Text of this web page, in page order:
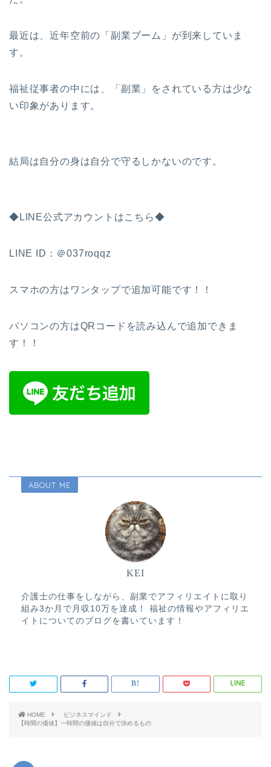
最近は、近年空前の「副業ブーム」が到来していま
す。
福祉従事者の中には、「副業」をされている方は少な
い印象があります。
結局は自分の身は自分で守るしかないのです。
◆LINE公式アカウントはこちら◆
LINE ID：＠037roqqz
スマホの方はワンタップで追加可能です！！
パソコンの方はQRコードを読み込んで追加できま
す！！
ABOUT ME
KEI
介護士の仕事をしながら、副業でアフィリエイトに取り
組み3か月で月収10万を達成！ 福祉の情報やアフィリエ
イトについてのブログを書いています！
HOME
ビジネスマインド
【時間の価値】一時間の価値は自分で決めるもの